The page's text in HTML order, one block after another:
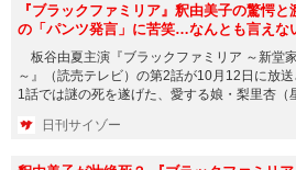
『ブラックファミリア』釈由美子の驚愕と
の「パンツ発言」に苦笑…なんとも言えな
開に
板谷由夏主演『ブラックファミリア ～新堂
～』（読売テレビ）の第2話が10月12日に放送
1話では謎の死を遂げた、愛する娘・梨里杏（
日刊サイゾー